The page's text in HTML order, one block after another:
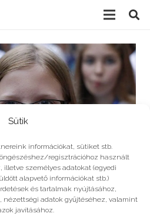
Sütik
információkat, sütiket stb.
regisztrációhoz használt
személyes adatokat (egyedi
alapvető információkat stb.)
és tartalmak nyújtásához,
nézettségi adatok gyűjtéséhez, valamint
javításához.
felnőtteknek